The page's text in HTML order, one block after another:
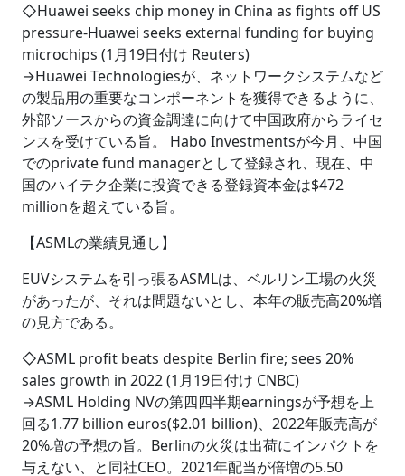
◇Huawei seeks chip money in China as fights off US
pressure-Huawei seeks external funding for buying
microchips (1月19日付け Reuters)
→Huawei Technologiesが、ネットワークシステムなど
の製品用の重要なコンポーネントを獲得できるように、
外部ソースからの資金調達に向けて中国政府からライセ
ンスを受けている旨。 Habo Investmentsが今月、中国
でのprivate fund managerとして登録され、現在、中
国のハイテク企業に投資できる登録資本金は$472
millionを超えている旨。
【ASMLの業績見通し】
EUVシステムを引っ張るASMLは、ベルリン工場の火災
があったが、それは問題ないとし、本年の販売高20%増
の見方である。
◇ASML profit beats despite Berlin fire; sees 20%
sales growth in 2022 (1月19日付け CNBC)
→ASML Holding NVの第四四半期earningsが予想を上
回る1.77 billion euros($2.01 billion)、2022年販売高が
20%増の予想の旨。Berlinの火災は出荷にインパクトを
与えない、と同社CEO。2021年配当が倍増の5.50